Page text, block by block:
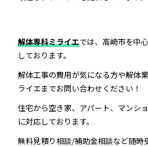
解体専科ミライエでは、高崎市を中
しております。
解体工事の費用が気になる方や解体
ライエまでお問い合わせください！
住宅から空き家、アパート、マンシ
に対応しております。
無料見積り相談/補助金相談など随時